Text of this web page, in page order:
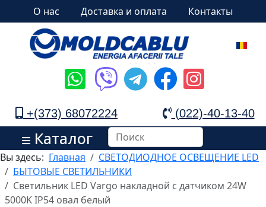
О нас Доставка и оплата Контакты
+(373) 68072224 (022)-40-13-40
Каталог
Вы здесь: Главная
СВЕТОДИОДНОЕ ОСВЕЩЕНИЕ LED
БЫТОВЫЕ СВЕТИЛЬНИКИ
Светильник LED Vargo накладной с датчиком 24W
5000K IP54 овал белый